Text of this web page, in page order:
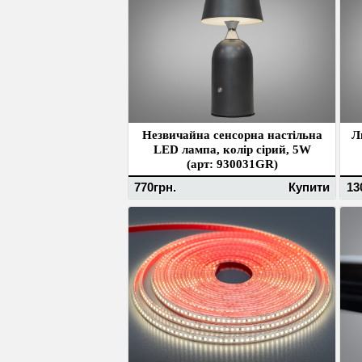
Незвичайна сенсорна настільна
LED лампа, колір сірий, 5W
(арт: 930031GR)
770грн. Купити